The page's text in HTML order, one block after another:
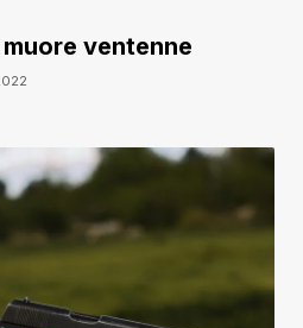
ventenne